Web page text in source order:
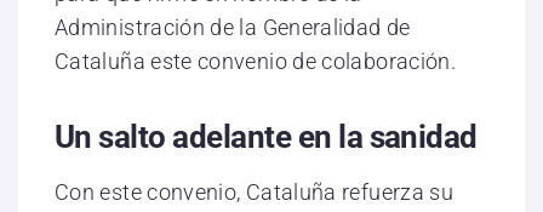
Administración de la Generalidad de
Cataluña este convenio de colaboración.
Un salto adelante en la sanidad
Con este convenio, Cataluña refuerza su